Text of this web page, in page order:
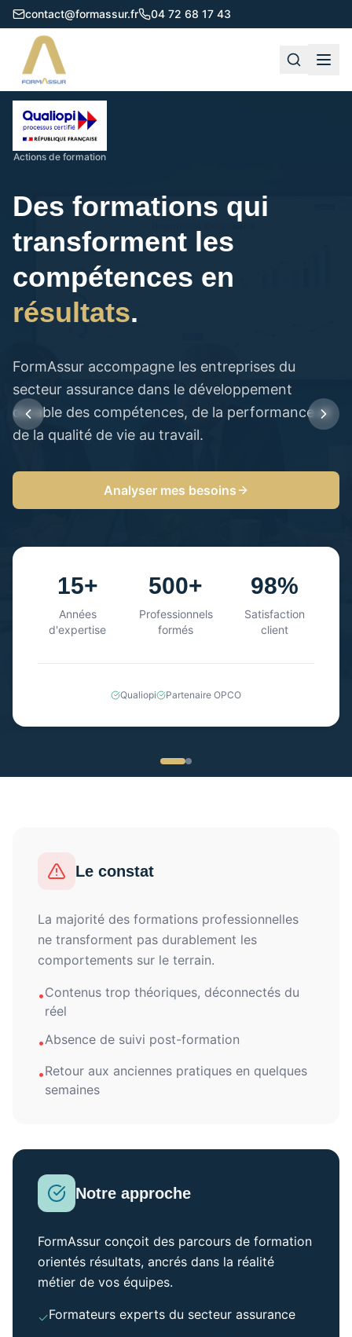
contact@formassur.fr 04 72 68 17 43
Actions de formation
Des formations qui
transforment les
compétences en
résultats.
FormAssur accompagne les entreprises du
secteur assurance dans le développement
durable des compétences, de la performance et
de la qualité de vie au travail.
Analyser mes besoins
15+
Années
d'expertise
500+
Professionnels
formés
98%
Satisfaction
client
Qualiopi Partenaire OPCO
Le constat
La majorité des formations professionnelles
ne transforment pas durablement les
comportements sur le terrain.
•Contenus trop théoriques, déconnectés du
réel
•Absence de suivi post-formation
•Retour aux anciennes pratiques en quelques
semaines
Notre approche
FormAssur conçoit des parcours de formation
orientés résultats, ancrés dans la réalité
métier de vos équipes.
✓Formateurs experts du secteur assurance